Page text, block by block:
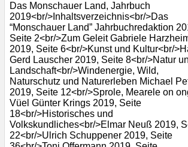
Das Monschauer Land, Jahrbuch
2019<br/>Inhaltsverzeichnis<br/>Das
“Monschauer Land” Jahrbuchredaktion
Seite 2<br/>Zum Geleit Gabriele
2019, Seite 6<br/>Kunst und Kultur<br/
Gerd Lauscher 2019, Seite 8<br/>Natur
Landschaft<br/>Windenergie, Wild,
Naturschutz und Naturerleben Michael
2019, Seite 12<br/>Sprole, Mearele on
Vüel Günter Krings 2019, Seite
18<br/>Historisches und
Volkskundliches<br/>Elmar Neuß 2019,
22<br/>Ulrich Schuppener 2019, Seite